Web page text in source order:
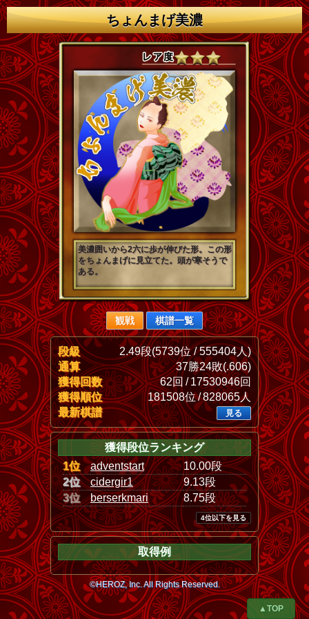
ちょんまげ美濃
美濃囲いから2六に歩が伸びた形。この形
をちょんまげに見立てた。頭が寒そうで
ある。
観戦 棋譜一覧
段級
2.49段(5739位 / 555404人)
通算
37勝24敗(.606)
獲得回数
62回 / 17530946回
獲得順位
181508位 / 828065人
最新棋譜
見る
獲得段位ランキング
1位
adventstart
10.00段
2位
cidergir1
9.13段
3位
berserkmari 8.75段
4位以下を見る
取得例
©HEROZ, Inc. All Rights Reserved.
▲TOP